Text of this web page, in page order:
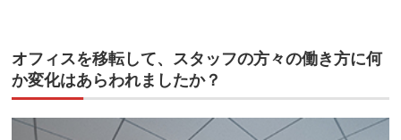
オフィスを移転して、スタッフの方々の働き方に何
か変化はあらわれましたか？